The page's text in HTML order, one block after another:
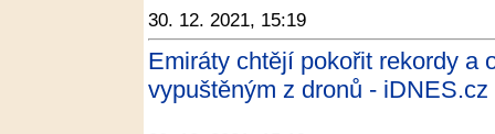
30. 12. 2021, 15:19
Emiráty chtějí pokořit rekordy a
vypuštěným z dronů - iDNES.cz